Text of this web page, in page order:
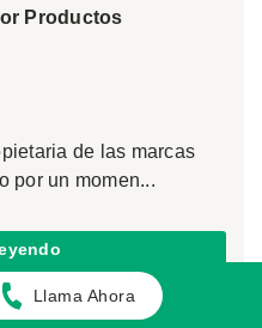
Productos
de las marcas
por un momen...
Llama Ahora